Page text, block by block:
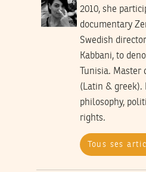
2010, she
documentary
Swedish
Kabbani, to
Tunisia. Master
(Latin & greek).
philosophy,
rights.
Tous ses